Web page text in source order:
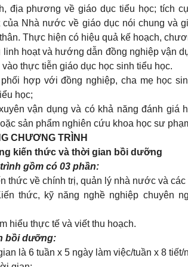
địa phương về giáo dục tiểu học; tích
Nhà nước về giáo dục nói chung và
Thực hiện có hiệu quả kế hoạch,
linh hoạt và hướng dẫn đồng nghiệp vận
thực tiễn giáo dục học sinh tiểu học.
hợp với đồng nghiệp, cha mẹ học
học;
vận dụng và có khả năng đánh giá
sản phẩm nghiên cứu khoa học sư
CHƯƠNG TRÌNH
kiến thức và thời gian bồi dưỡng
gồm có 03 phần:
thức về chính trị, quản lý nhà nước và
thức, kỹ năng nghề nghiệp chuyên
hiểu thực tế và viết thu hoạch.
bồi dưỡng:
là 6 tuần x 5 ngày làm việc/tuần x 8 tiết/